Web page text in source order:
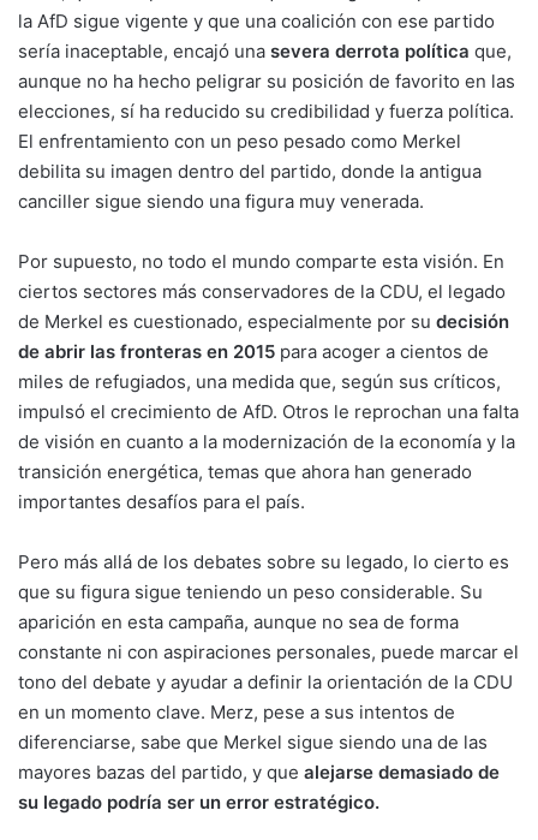
la AfD sigue vigente y que una coalición con ese partido
sería inaceptable, encajó una severa derrota política que,
aunque no ha hecho peligrar su posición de favorito en las
elecciones, sí ha reducido su credibilidad y fuerza política.
El enfrentamiento con un peso pesado como Merkel
debilita su imagen dentro del partido, donde la antigua
canciller sigue siendo una figura muy venerada.
Por supuesto, no todo el mundo comparte esta visión. En
ciertos sectores más conservadores de la CDU, el legado
de Merkel es cuestionado, especialmente por su decisión
de abrir las fronteras en 2015 para acoger a cientos de
miles de refugiados, una medida que, según sus críticos,
impulsó el crecimiento de AfD. Otros le reprochan una falta
de visión en cuanto a la modernización de la economía y la
transición energética, temas que ahora han generado
importantes desafíos para el país.
Pero más allá de los debates sobre su legado, lo cierto es
que su figura sigue teniendo un peso considerable. Su
aparición en esta campaña, aunque no sea de forma
constante ni con aspiraciones personales, puede marcar el
tono del debate y ayudar a definir la orientación de la CDU
en un momento clave. Merz, pese a sus intentos de
diferenciarse, sabe que Merkel sigue siendo una de las
mayores bazas del partido, y que alejarse demasiado de
su legado podría ser un error estratégico.